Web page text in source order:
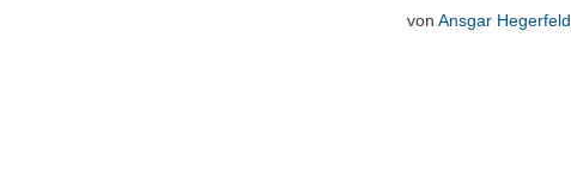
von Ansgar Hegerfeld